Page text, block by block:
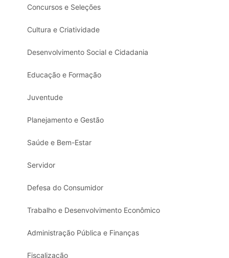
Concursos e Seleções
Cultura e Criatividade
Desenvolvimento Social e Cidadania
Educação e Formação
Juventude
Planejamento e Gestão
Saúde e Bem-Estar
Servidor
Defesa do Consumidor
Trabalho e Desenvolvimento Econômico
Administração Pública e Finanças
Fiscalização